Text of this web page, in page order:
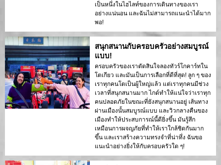
เป็นหนึ่งในไฮไลท์ของการเดินทางของเรา
อย่างแน่นอน และฉันไม่สามารถแนะนำได้มาก
พอ!
สนุกสนานกับครอบครัวอย่างสมบูรณ์
แบบ!
ครอบครัวของเราตัดสินใจลองทัวร์โกคาร์ทใน
โตเกียว และมันเป็นการเลือกที่ดีที่สุด! ลูก ๆ ของ
เราทุกคนโตเป็นผู้ใหญ่แล้ว แต่เราทุกคนมีช่วง
เวลาที่สนุกสนานมาก ไกด์ทำให้แน่ใจว่าเราทุก
คนปลอดภัยในขณะที่ยังสนุกสนานอยู่ เส้นทาง
ผ่านเมืองนั้นสมบูรณ์แบบ และวิวกลางคืนของ
เมืองทำให้ประสบการณ์นี้ดียิ่งขึ้น มันรู้สึก
เหมือนการผจญภัยที่ทำให้เราใกล้ชิดกันมาก
ขึ้น และเราสร้างความทรงจำที่น่าทึ่ง ฉันขอ
แนะนำอย่างยิ่งให้กับครอบครัวใด ๆ!